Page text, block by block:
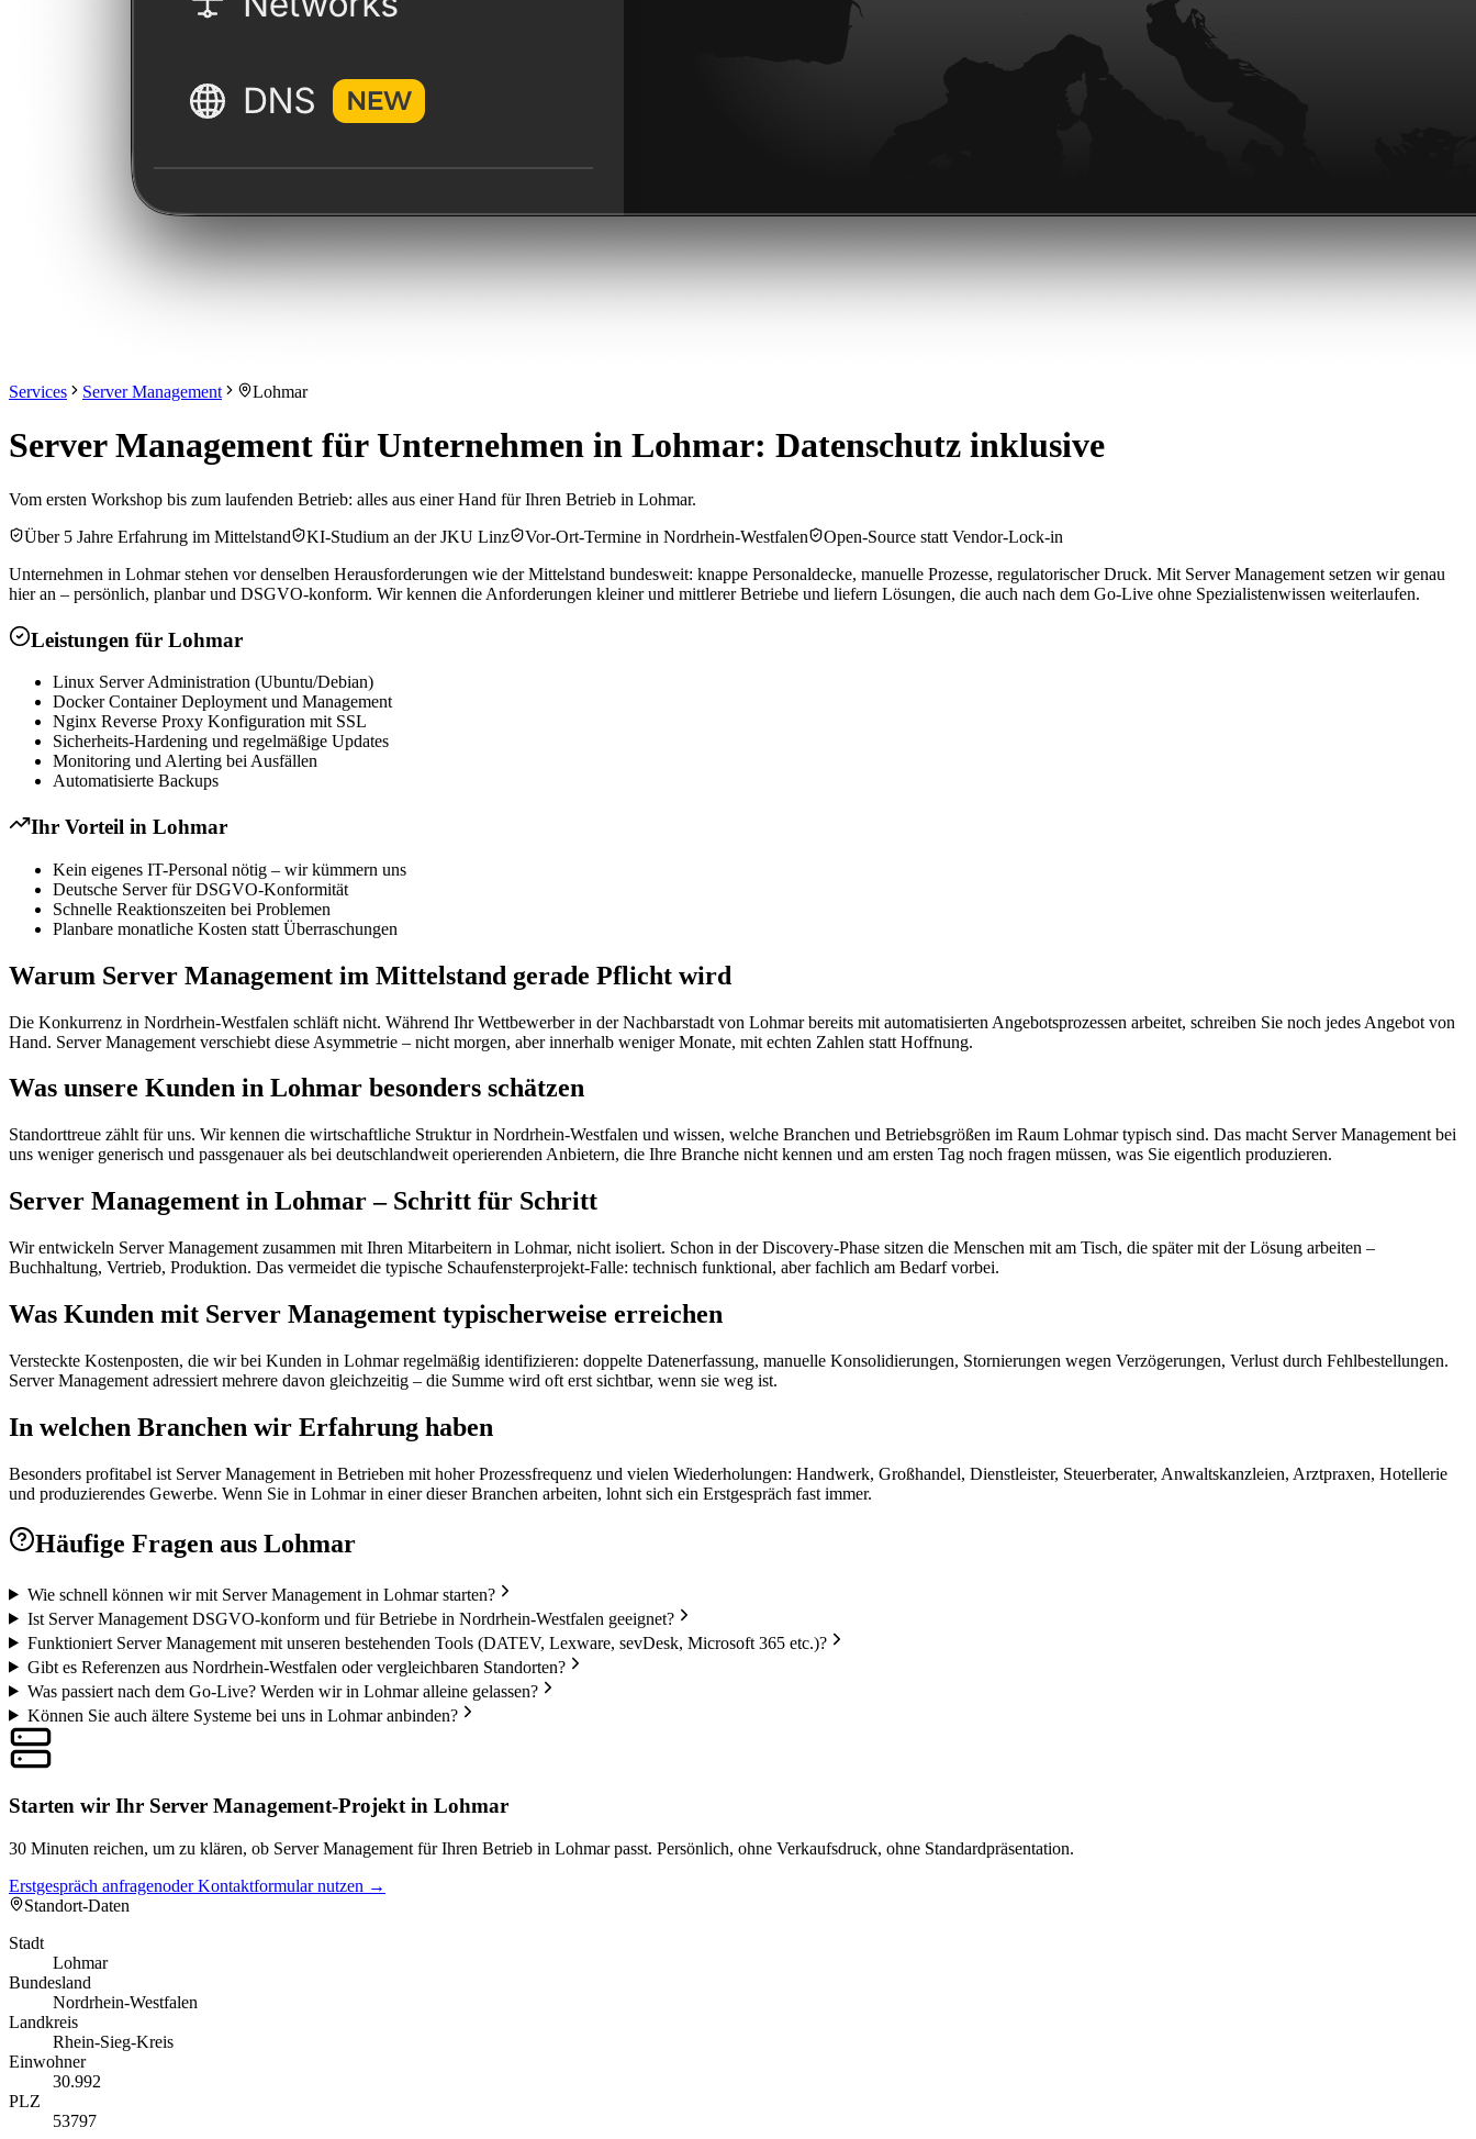
Services Server Management Lohmar
Server Management für Unternehmen in Lohmar: Datenschutz inklusive
Vom ersten Workshop bis zum laufenden Betrieb: alles aus einer Hand für Ihren Betrieb in Lohmar.
Über 5 Jahre Erfahrung im Mittelstand
KI-Studium an der JKU Linz Vor-Ort-Termine in Nordrhein-Westfalen
Open-Source statt Vendor-Lock-in
Unternehmen in Lohmar stehen vor denselben Herausforderungen wie der Mittelstand bundesweit: knappe Personaldecke, manuelle Prozesse, regulatorischer Druck. Mit Server Management setzen wir genau
hier an – persönlich, planbar und DSGVO-konform. Wir kennen die Anforderungen kleiner und mittlerer Betriebe und liefern Lösungen, die auch nach dem Go-Live ohne Spezialistenwissen weiterlaufen.
Leistungen für Lohmar
Linux Server Administration (Ubuntu/Debian)
Docker Container Deployment und Management
Nginx Reverse Proxy Konfiguration mit SSL
Sicherheits-Hardening und regelmäßige Updates
Monitoring und Alerting bei Ausfällen
Automatisierte Backups
Ihr Vorteil in Lohmar
Kein eigenes IT-Personal nötig – wir kümmern uns
Deutsche Server für DSGVO-Konformität
Schnelle Reaktionszeiten bei Problemen
Planbare monatliche Kosten statt Überraschungen
Warum Server Management im Mittelstand gerade Pflicht wird
Die Konkurrenz in Nordrhein-Westfalen schläft nicht. Während Ihr Wettbewerber in der Nachbarstadt von Lohmar bereits mit automatisierten Angebotsprozessen arbeitet, schreiben Sie noch jedes Angebot von
Hand. Server Management verschiebt diese Asymmetrie – nicht morgen, aber innerhalb weniger Monate, mit echten Zahlen statt Hoffnung.
Was unsere Kunden in Lohmar besonders schätzen
Standorttreue zählt für uns. Wir kennen die wirtschaftliche Struktur in Nordrhein-Westfalen und wissen, welche Branchen und Betriebsgrößen im Raum Lohmar typisch sind. Das macht Server Management bei
uns weniger generisch und passgenauer als bei deutschlandweit operierenden Anbietern, die Ihre Branche nicht kennen und am ersten Tag noch fragen müssen, was Sie eigentlich produzieren.
Server Management in Lohmar – Schritt für Schritt
Wir entwickeln Server Management zusammen mit Ihren Mitarbeitern in Lohmar, nicht isoliert. Schon in der Discovery-Phase sitzen die Menschen mit am Tisch, die später mit der Lösung arbeiten –
Buchhaltung, Vertrieb, Produktion. Das vermeidet die typische Schaufensterprojekt-Falle: technisch funktional, aber fachlich am Bedarf vorbei.
Was Kunden mit Server Management typischerweise erreichen
Versteckte Kostenposten, die wir bei Kunden in Lohmar regelmäßig identifizieren: doppelte Datenerfassung, manuelle Konsolidierungen, Stornierungen wegen Verzögerungen, Verlust durch Fehlbestellungen.
Server Management adressiert mehrere davon gleichzeitig – die Summe wird oft erst sichtbar, wenn sie weg ist.
In welchen Branchen wir Erfahrung haben
Besonders profitabel ist Server Management in Betrieben mit hoher Prozessfrequenz und vielen Wiederholungen: Handwerk, Großhandel, Dienstleister, Steuerberater, Anwaltskanzleien, Arztpraxen, Hotellerie
und produzierendes Gewerbe. Wenn Sie in Lohmar in einer dieser Branchen arbeiten, lohnt sich ein Erstgespräch fast immer.
Häufige Fragen aus Lohmar
Wie schnell können wir mit Server Management in Lohmar starten?
Ist Server Management DSGVO-konform und für Betriebe in Nordrhein-Westfalen geeignet?
Funktioniert Server Management mit unseren bestehenden Tools (DATEV, Lexware, sevDesk, Microsoft 365 etc.)?
Gibt es Referenzen aus Nordrhein-Westfalen oder vergleichbaren Standorten?
Was passiert nach dem Go-Live? Werden wir in Lohmar alleine gelassen?
Können Sie auch ältere Systeme bei uns in Lohmar anbinden?
Starten wir Ihr Server Management-Projekt in Lohmar
30 Minuten reichen, um zu klären, ob Server Management für Ihren Betrieb in Lohmar passt. Persönlich, ohne Verkaufsdruck, ohne Standardpräsentation.
Erstgespräch anfragenoder Kontaktformular nutzen →
Standort-Daten
Stadt
Lohmar
Bundesland
Nordrhein-Westfalen
Landkreis
Rhein-Sieg-Kreis
Einwohner
30.992
PLZ
53797